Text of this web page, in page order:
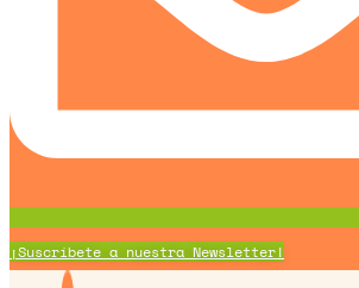
¡Suscríbete a nuestra Newsletter!